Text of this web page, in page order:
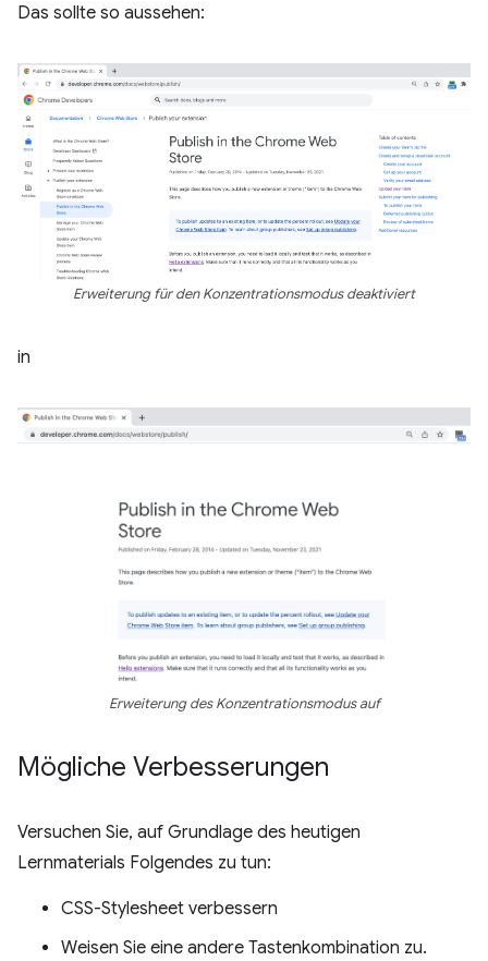
Das sollte so aussehen:
Erweiterung für den Konzentrationsmodus deaktiviert
in
Erweiterung des Konzentrationsmodus auf
Mögliche Verbesserungen
Versuchen Sie, auf Grundlage des heutigen
Lernmaterials Folgendes zu tun:
CSS-Stylesheet verbessern
Weisen Sie eine andere Tastenkombination zu.